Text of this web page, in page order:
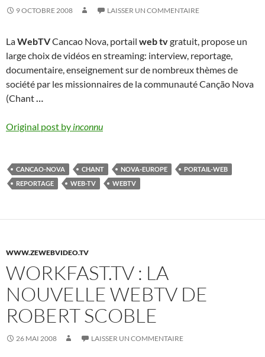
9 OCTOBRE 2008 LAISSER UN COMMENTAIRE
LaWebTVCancao Nova, portail web tvgratuit, propose un
large choix de vidéos en streaming: interview, reportage,
documentaire, enseignement sur de nombreux thèmes de
société par les missionnaires de la communauté Canção Nova
(Chant…
Original post by inconnu
CANCAO-NOVA CHANT NOVA-EUROPE
PORTAIL-WEB
REPORTAGE
WEB-TV WEBTV
WWW.ZEWEBVIDEO.TV
WORKFAST.TV : LA
NOUVELLE WEBTV DE
ROBERT SCOBLE
26 MAI 2008 LAISSER UN COMMENTAIRE